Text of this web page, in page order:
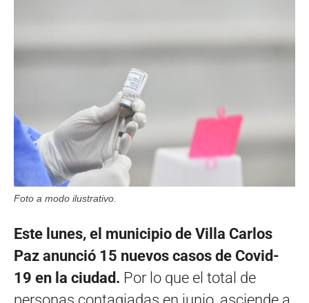
Foto a modo ilustrativo.
Este lunes, el municipio de Villa Carlos
Paz anunció 15 nuevos casos de Covid-
19 en la ciudad. Por lo que el total de